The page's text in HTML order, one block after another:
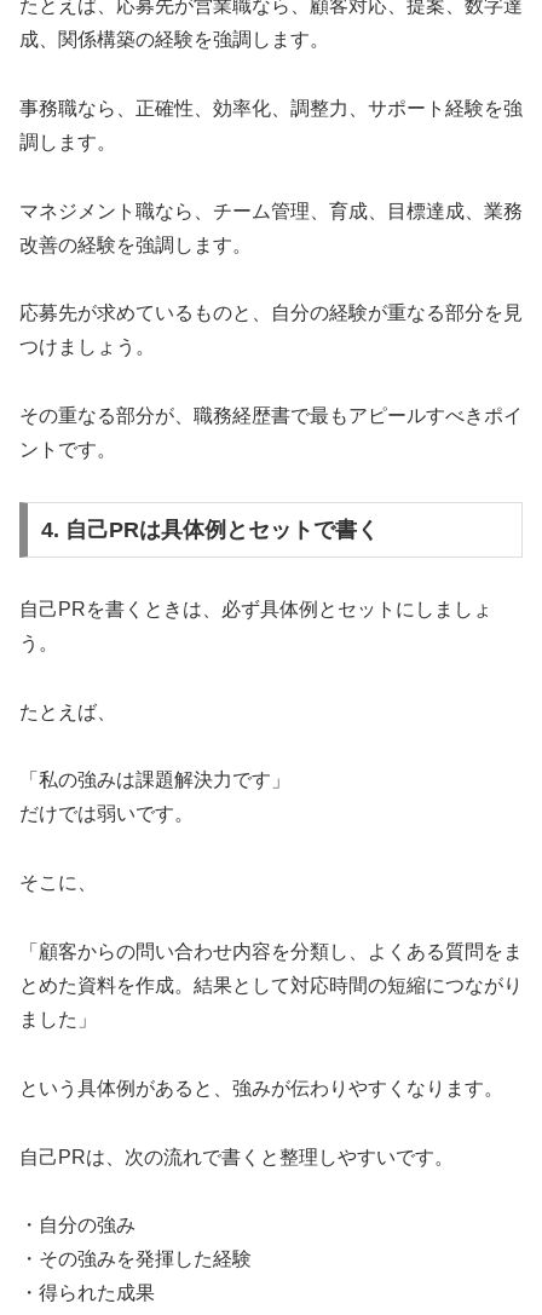
たとえば、応募先が営業職なら、顧客対応、提案、数字達
成、関係構築の経験を強調します。
事務職なら、正確性、効率化、調整力、サポート経験を強
調します。
マネジメント職なら、チーム管理、育成、目標達成、業務
改善の経験を強調します。
応募先が求めているものと、自分の経験が重なる部分を見
つけましょう。
その重なる部分が、職務経歴書で最もアピールすべきポイ
ントです。
4. 自己PRは具体例とセットで書く
自己PRを書くときは、必ず具体例とセットにしましょ
う。
たとえば、
「私の強みは課題解決力です」
だけでは弱いです。
そこに、
「顧客からの問い合わせ内容を分類し、よくある質問をま
とめた資料を作成。結果として対応時間の短縮につながり
ました」
という具体例があると、強みが伝わりやすくなります。
自己PRは、次の流れで書くと整理しやすいです。
・自分の強み
・その強みを発揮した経験
・得られた成果